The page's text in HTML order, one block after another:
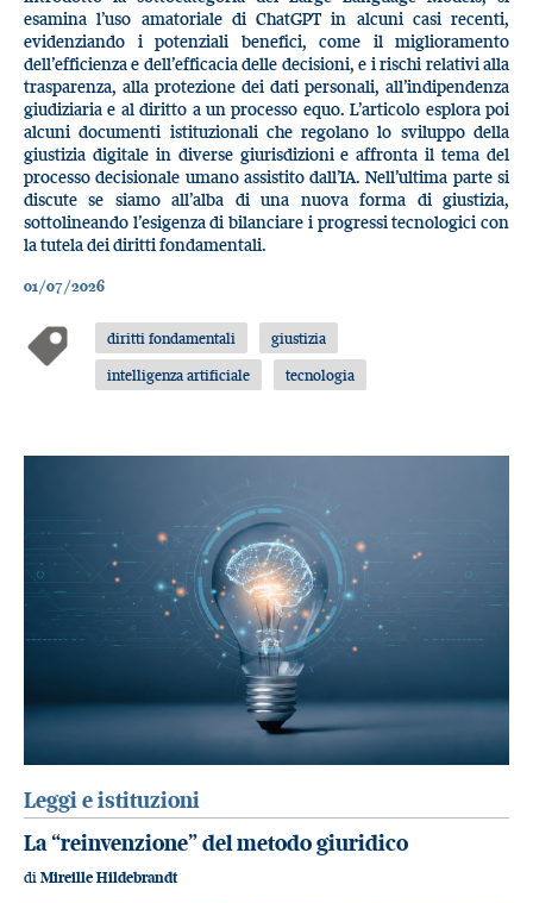
esamina l’uso amatoriale di ChatGPT in alcuni casi recenti,
evidenziando i potenziali benefici, come il miglioramento
dell’efficienza e dell’efficacia delle decisioni, e i rischi relativi alla
trasparenza, alla protezione dei dati personali, all’indipendenza
giudiziaria e al diritto a un processo equo. L’articolo esplora poi
alcuni documenti istituzionali che regolano lo sviluppo della
giustizia digitale in diverse giurisdizioni e affronta il tema del
processo decisionale umano assistito dall’IA. Nell’ultima parte si
discute se siamo all’alba di una nuova forma di giustizia,
sottolineando l’esigenza di bilanciare i progressi tecnologici con
la tutela dei diritti fondamentali.
01/07/2026
diritti fondamentali
giustizia
intelligenza artificiale
tecnologia
Leggi e istituzioni
La “reinvenzione” del metodo giuridico
di Mireille Hildebrandt